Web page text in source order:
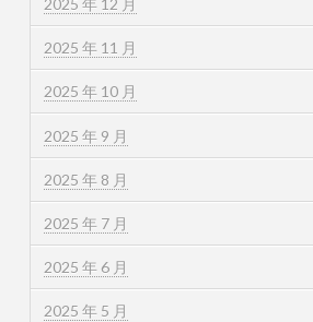
2025 年 12 月
2025 年 11 月
2025 年 10 月
2025 年 9 月
2025 年 8 月
2025 年 7 月
2025 年 6 月
2025 年 5 月